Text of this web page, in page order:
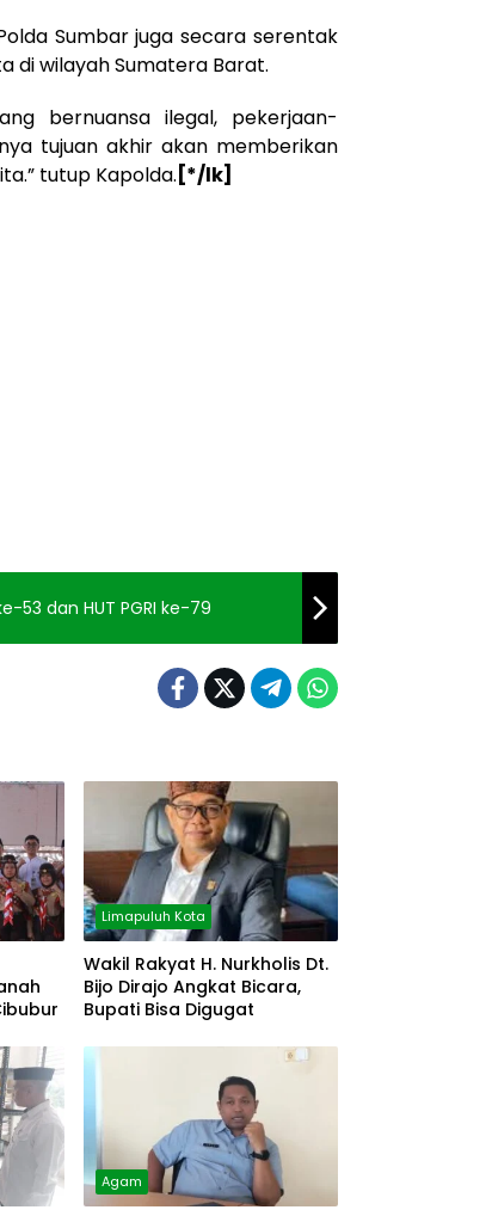
Sumbar juga secara serentak
di wilayah Sumatera Barat.
bernuansa ilegal, pekerjaan-
tujuan akhir akan memberikan
tutup Kapolda. [*/lk]
53 dan HUT PGRI ke-79
Limapuluh Kota
Wakil Rakyat H. Nurkholis Dt.
Bijo Dirajo Angkat Bicara,
Bupati Bisa Digugat
Agam